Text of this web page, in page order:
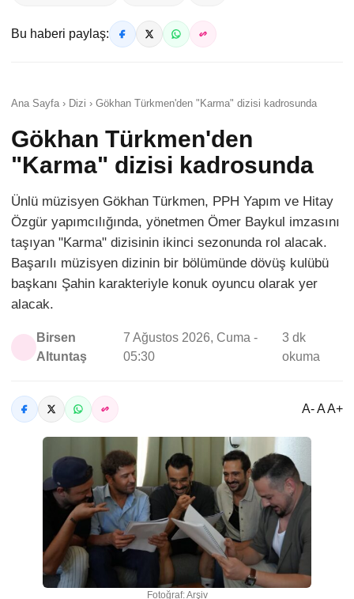
Bu haberi paylaş:
Ana Sayfa › Dizi › Gökhan Türkmen'den "Karma" dizisi kadrosunda
Gökhan Türkmen'den
"Karma" dizisi kadrosunda
Ünlü müzisyen Gökhan Türkmen, PPH Yapım ve Hitay
Özgür yapımcılığında, yönetmen Ömer Baykul imzasını
taşıyan "Karma" dizisinin ikinci sezonunda rol alacak.
Başarılı müzisyen dizinin bir bölümünde dövüş kulübü
başkanı Şahin karakteriyle konuk oyuncu olarak yer
alacak.
Birsen
Altuntaş
7 Ağustos 2026, Cuma -
05:30
3 dk
okuma
A- A A+
Fotoğraf: Arşiv